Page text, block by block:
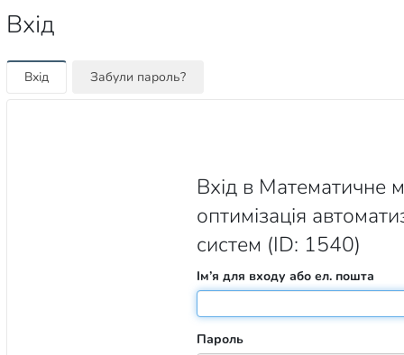
Вхід
Вхід Забули пароль?
Вхід в Математичне
оптимізація
систем (ID: 1540)
Ім’я для входу або ел. пошта
Пароль